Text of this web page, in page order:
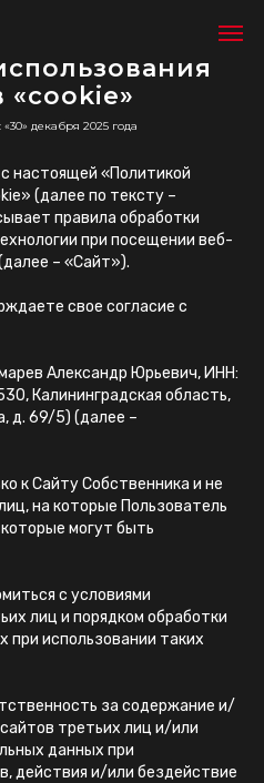
«cookie»
декабря 2025 года
настоящей «Политикой
(далее по тексту –
правила обработки
при посещении веб-
– «Сайт»).
свое согласие с
Александр Юрьевич, ИНН:
Калининградская область,
д. 69/5) (далее –
к Сайту Собственника и не
на которые Пользователь
могут быть
с условиями
лиц и порядком обработки
при использовании таких
за содержание и/
третьих лиц и/или
данных при
действия и/или бездействие